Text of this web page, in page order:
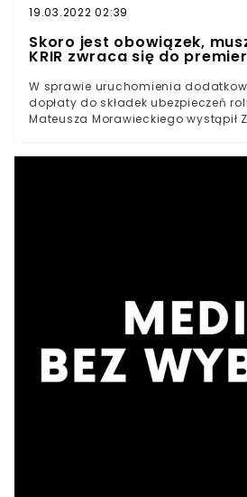
19.03.2022 02:39
Skoro jest obowiązek,
KRIR zwraca się do
W sprawie uruchomienia
dopłaty do składek ubezpieczeń
Mateusza Morawieckiego wystąpił